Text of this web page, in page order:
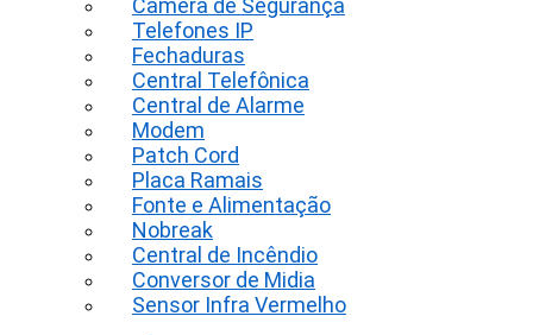
Câmera de Segurança
Telefones IP
Fechaduras
Central Telefônica
Central de Alarme
Modem
Patch Cord
Placa Ramais
Fonte e Alimentação
Nobreak
Central de Incêndio
Conversor de Midia
Sensor Infra Vermelho